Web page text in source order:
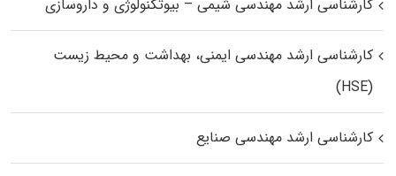
کارشناسی ارشد مهندسی شیمی – بیوتکنولوژی و داروسازی
کارشناسی ارشد مهندسی ایمنی، بهداشت و محیط زیست
(HSE)
کارشناسی ارشد مهندسی صنایع